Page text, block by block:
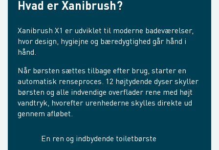
Hvad er Xanibrush?
Xanibrush X1 er udviklet til moderne badeværelser,
hvor design, hygiejne og bæredygtighed går hånd i
hånd.
Når børsten sættes tilbage efter brug, starter en
automatisk renseproces. 12 højtydende dyser skyller
børsten og alle indvendige overflader rene med højt
vandtryk, hvorefter urenhederne skylles direkte ud
gennem afløbet.
En ren og indbydende toiletbørste